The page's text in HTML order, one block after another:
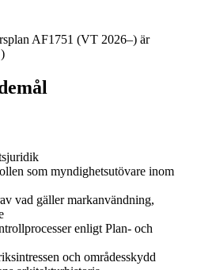
AF1751 (VT 2026–) är
)
som myndighetsutövare inom
vad gäller markanvändning,
enligt Plan- och
och områdesskydd